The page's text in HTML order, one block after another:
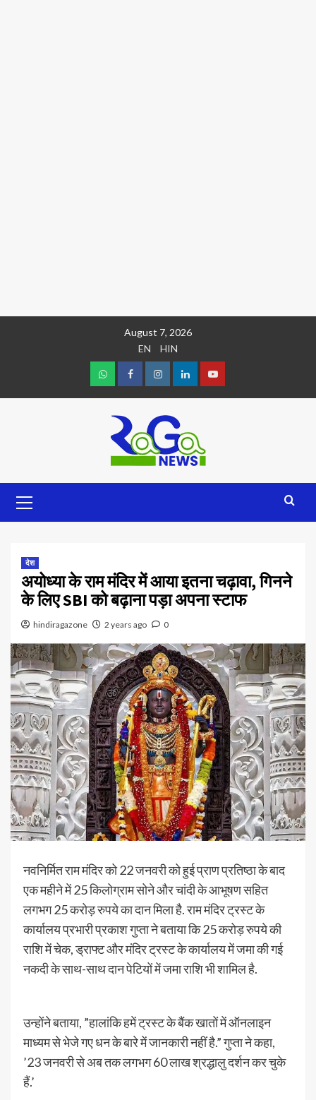
August 7, 2026
EN
HIN
देश
अयोध्या के राम मंदिर में आया इतना चढ़ावा, गिनने
के लिए SBI को बढ़ाना पड़ा अपना स्टाफ
hindiragazone 2 years ago 0
नवनिर्मित राम मंदिर को 22 जनवरी को हुई प्राण प्रतिष्ठा के बाद
एक महीने में 25 किलोग्राम सोने और चांदी के आभूषण सहित
लगभग 25 करोड़ रुपये का दान मिला है. राम मंदिर ट्रस्ट के
कार्यालय प्रभारी प्रकाश गुप्ता ने बताया कि 25 करोड़ रुपये की
राशि में चेक, ड्राफ्ट और मंदिर ट्रस्ट के कार्यालय में जमा की गई
नकदी के साथ-साथ दान पेटियों में जमा राशि भी शामिल है.
उन्होंने बताया, ”हालांकि हमें ट्रस्ट के बैंक खातों में ऑनलाइन
माध्यम से भेजे गए धन के बारे में जानकारी नहीं है.” गुप्ता ने कहा,
’23 जनवरी से अब तक लगभग 60 लाख श्रद्धालु दर्शन कर चुके
हैं.’